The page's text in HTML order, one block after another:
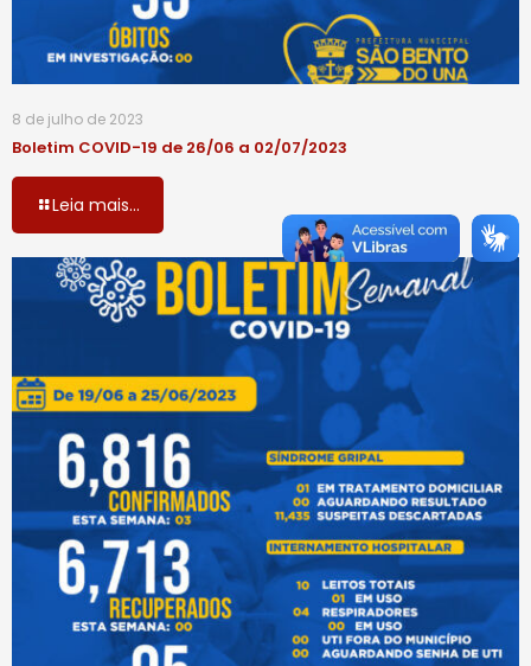
8 de julho de 2023
Boletim COVID-19 de 26/06 a 02/07/2023
Leia mais...